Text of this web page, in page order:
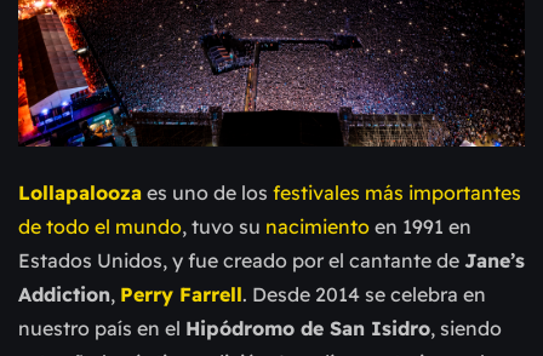
Lollapalooza es uno de los festivales más importantes
de todo el mundo, tuvo su nacimiento en 1991 en
Estados Unidos, y fue creado por el cantante de Jane’s
Addiction, Perry Farrell. Desde 2014 se celebra en
nuestro país en el Hipódromo de San Isidro, siendo